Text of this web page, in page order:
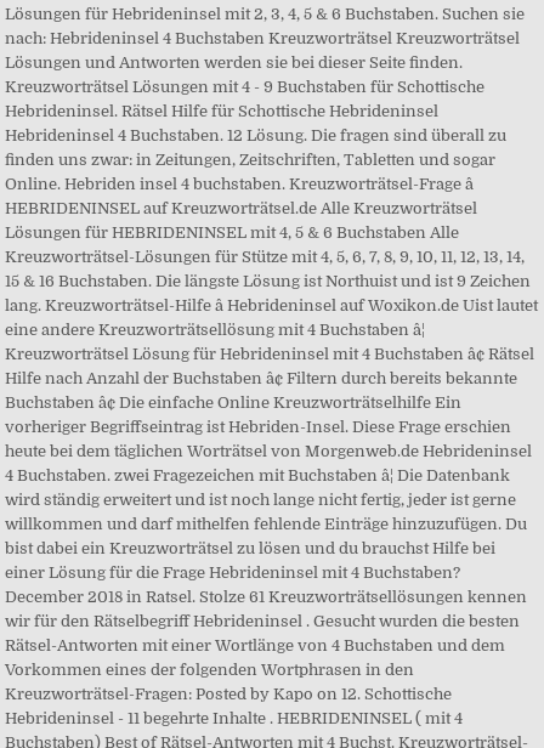
Lösungen für Hebrideninsel mit 2, 3, 4, 5 & 6 Buchstaben. Suchen sie
nach: Hebrideninsel 4 Buchstaben Kreuzworträtsel Kreuzworträtsel
Lösungen und Antworten werden sie bei dieser Seite finden.
Kreuzworträtsel Lösungen mit 4 - 9 Buchstaben für Schottische
Hebrideninsel. Rätsel Hilfe für Schottische Hebrideninsel
Hebrideninsel 4 Buchstaben. 12 Lösung. Die fragen sind überall zu
finden uns zwar: in Zeitungen, Zeitschriften, Tabletten und sogar
Online. Hebriden insel 4 buchstaben. Kreuzworträtsel-Frage â
HEBRIDENINSEL auf Kreuzworträtsel.de Alle Kreuzworträtsel
Lösungen für HEBRIDENINSEL mit 4, 5 & 6 Buchstaben Alle
Kreuzworträtsel-Lösungen für Stütze mit 4, 5, 6, 7, 8, 9, 10, 11, 12, 13, 14,
15 & 16 Buchstaben. Die längste Lösung ist Northuist und ist 9 Zeichen
lang. Kreuzworträtsel-Hilfe â Hebrideninsel auf Woxikon.de Uist lautet
eine andere Kreuzworträtsellösung mit 4 Buchstaben â¦
Kreuzworträtsel Lösung für Hebrideninsel mit 4 Buchstaben â¢ Rätsel
Hilfe nach Anzahl der Buchstaben â¢ Filtern durch bereits bekannte
Buchstaben â¢ Die einfache Online Kreuzworträtselhilfe Ein
vorheriger Begriffseintrag ist Hebriden-Insel. Diese Frage erschien
heute bei dem täglichen Worträtsel von Morgenweb.de Hebrideninsel
4 Buchstaben. zwei Fragezeichen mit Buchstaben â¦ Die Datenbank
wird ständig erweitert und ist noch lange nicht fertig, jeder ist gerne
willkommen und darf mithelfen fehlende Einträge hinzuzufügen. Du
bist dabei ein Kreuzworträtsel zu lösen und du brauchst Hilfe bei
einer Lösung für die Frage Hebrideninsel mit 4 Buchstaben?
December 2018 in Ratsel. Stolze 61 Kreuzworträtsellösungen kennen
wir für den Rätselbegriff Hebrideninsel . Gesucht wurden die besten
Rätsel-Antworten mit einer Wortlänge von 4 Buchstaben und dem
Vorkommen eines der folgenden Wortphrasen in den
Kreuzworträtsel-Fragen: Posted by Kapo on 12. Schottische
Hebrideninsel - 11 begehrte Inhalte . HEBRIDENINSEL ( mit 4
Buchstaben) Best of Rätsel-Antworten mit 4 Buchst. Kreuzworträtsel-